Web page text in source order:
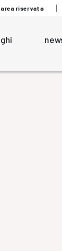
area riservata